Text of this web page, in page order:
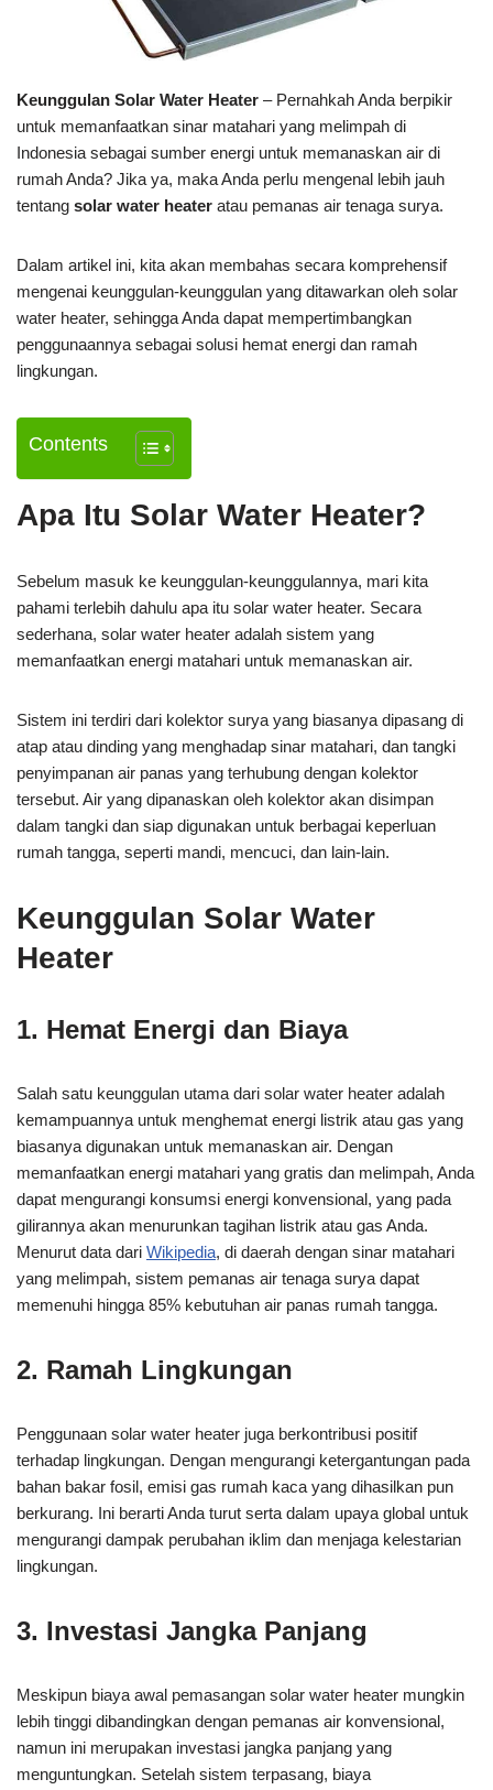
Keunggulan Solar Water Heater – Pernahkah Anda berpikir
untuk memanfaatkan sinar matahari yang melimpah di
Indonesia sebagai sumber energi untuk memanaskan air di
rumah Anda? Jika ya, maka Anda perlu mengenal lebih jauh
tentang solar water heater atau pemanas air tenaga surya.
Dalam artikel ini, kita akan membahas secara komprehensif
mengenai keunggulan-keunggulan yang ditawarkan oleh solar
water heater, sehingga Anda dapat mempertimbangkan
penggunaannya sebagai solusi hemat energi dan ramah
lingkungan.
Contents
Apa Itu Solar Water Heater?
Sebelum masuk ke keunggulan-keunggulannya, mari kita
pahami terlebih dahulu apa itu solar water heater. Secara
sederhana, solar water heater adalah sistem yang
memanfaatkan energi matahari untuk memanaskan air.
Sistem ini terdiri dari kolektor surya yang biasanya dipasang di
atap atau dinding yang menghadap sinar matahari, dan tangki
penyimpanan air panas yang terhubung dengan kolektor
tersebut. Air yang dipanaskan oleh kolektor akan disimpan
dalam tangki dan siap digunakan untuk berbagai keperluan
rumah tangga, seperti mandi, mencuci, dan lain-lain.
Keunggulan Solar Water
Heater
1. Hemat Energi dan Biaya
Salah satu keunggulan utama dari solar water heater adalah
kemampuannya untuk menghemat energi listrik atau gas yang
biasanya digunakan untuk memanaskan air. Dengan
memanfaatkan energi matahari yang gratis dan melimpah, Anda
dapat mengurangi konsumsi energi konvensional, yang pada
gilirannya akan menurunkan tagihan listrik atau gas Anda.
Menurut data dari Wikipedia, di daerah dengan sinar matahari
yang melimpah, sistem pemanas air tenaga surya dapat
memenuhi hingga 85% kebutuhan air panas rumah tangga.
2. Ramah Lingkungan
Penggunaan solar water heater juga berkontribusi positif
terhadap lingkungan. Dengan mengurangi ketergantungan pada
bahan bakar fosil, emisi gas rumah kaca yang dihasilkan pun
berkurang. Ini berarti Anda turut serta dalam upaya global untuk
mengurangi dampak perubahan iklim dan menjaga kelestarian
lingkungan.
3. Investasi Jangka Panjang
Meskipun biaya awal pemasangan solar water heater mungkin
lebih tinggi dibandingkan dengan pemanas air konvensional,
namun ini merupakan investasi jangka panjang yang
menguntungkan. Setelah sistem terpasang, biaya